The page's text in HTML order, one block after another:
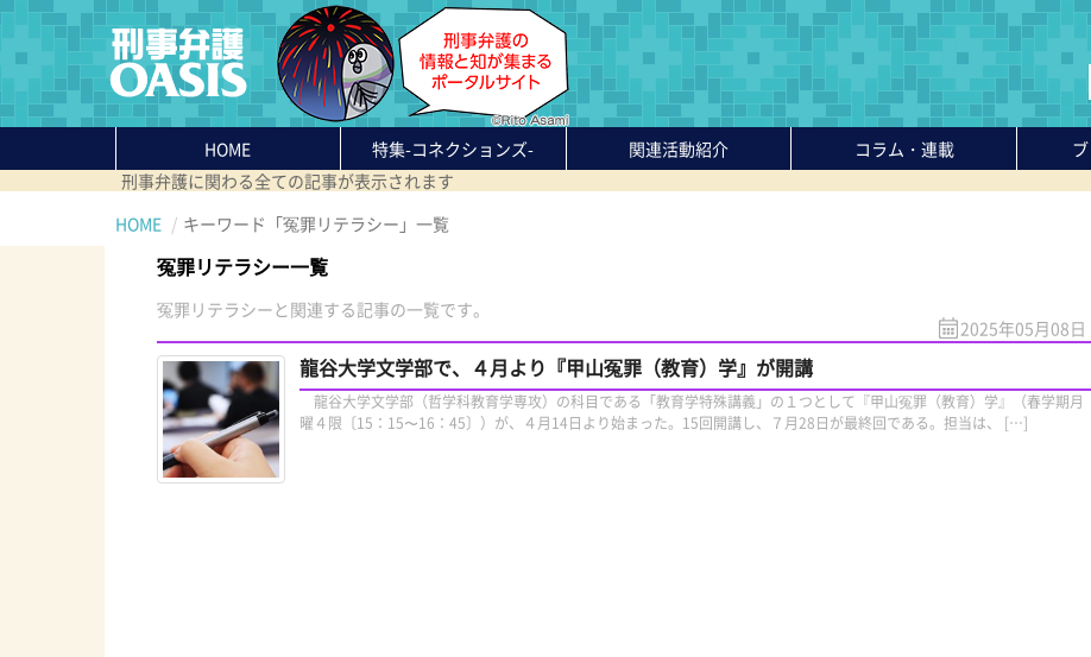
HOME 特集-コネクションズ- 関連活動紹介 コラム・連載
刑事弁護に関わる全ての記事が表示されます
HOME
キーワード「冤罪リテラシー」一覧
冤罪リテラシー一覧
冤罪リテラシーと関連する記事の一覧です。
2025年05月08日
龍谷大学文学部で、４月より『甲山冤罪（教育）学』が開講
龍谷大学文学部（哲学科教育学専攻）の科目である「教育学特殊講義」の１つとして『甲山冤罪（教育）学』（春学期月
曜４限〔15：15〜16：45〕）が、４月14日より始まった。15回開講し、７月28日が最終回である。担当は、 […]